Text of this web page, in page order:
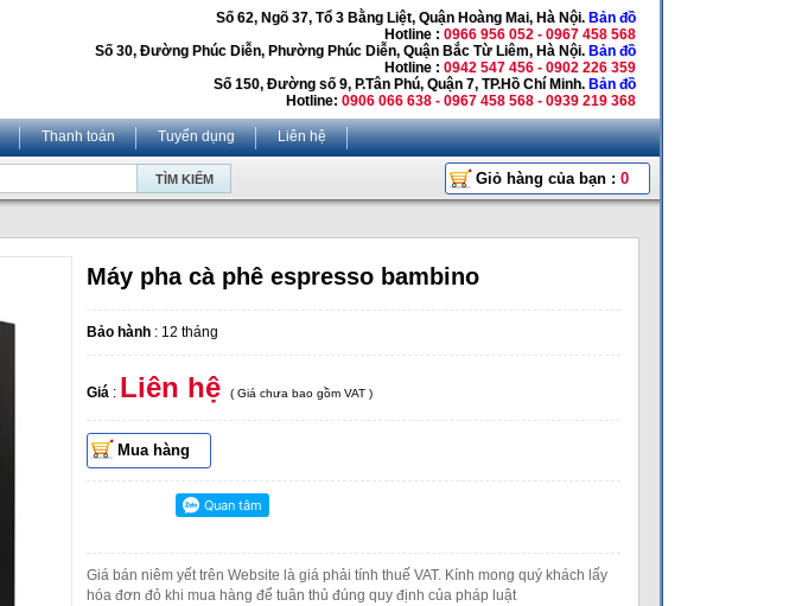
Số 62, Ngõ 37, Tổ 3 Bằng Liệt, Quận Hoàng Mai, Hà Nội. Bản đồ
Hotline : 0966 956 052 - 0967 458 568
Số 30, Đường Phúc Diễn, Phường Phúc Diễn, Quận Bắc Từ Liêm, Hà Nội. Bản đồ
Hotline : 0942 547 456 - 0902 226 359
Số 150, Đường số 9, P.Tân Phú, Quận 7, TP.Hồ Chí Minh. Bản đồ
Hotline: 0906 066 638 - 0967 458 568 - 0939 219 368
Thanh toán Tuyển dụng Liên hệ
Giỏ hàng của bạn : 0
Máy pha cà phê espresso bambino
Bảo hành : 12 tháng
Giá : Liên hệ ( Giá chưa bao gồm VAT )
Mua hàng
Giá bán niêm yết trên Website là giá phải tính thuế VAT. Kính mong quý khách lấy
hóa đơn đỏ khi mua hàng để tuân thủ đúng quy định của pháp luật